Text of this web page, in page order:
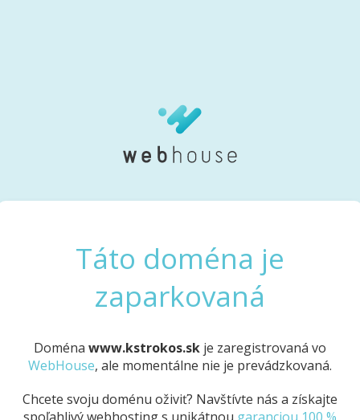
Táto doména je
zaparkovaná
Doména www.kstrokos.sk je zaregistrovaná vo
WebHouse, ale momentálne nie je prevádzkovaná.
Chcete svoju doménu oživiť? Navštívte nás a získajte